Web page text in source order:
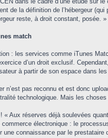
de la définition de l’hébergeur
reste, à droit constant, posée. »
match
: les services comme iTunes
d’un droit exclusif.
à partir de son espace dans
n’est pas reconnu et est donc
technologique. Mais les
« Aux réserves déjà soulevées
électronique : le
une connaissance par le